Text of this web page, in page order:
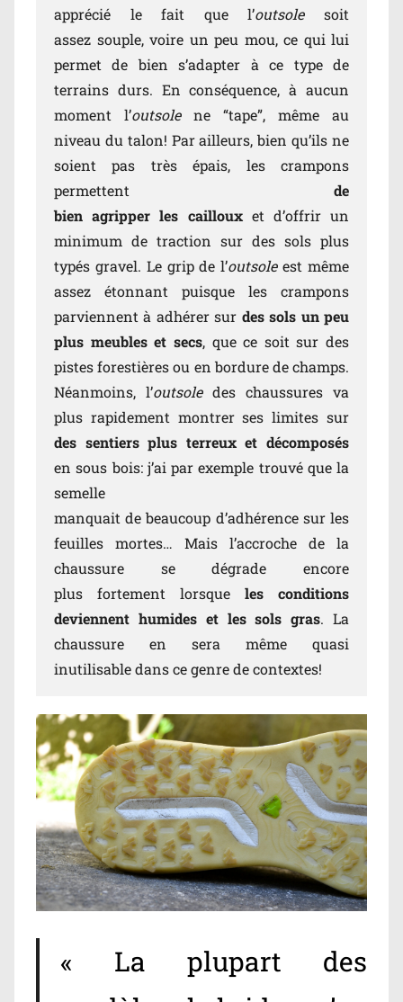
apprécié le fait que l’outsolesoit
assez souple, voire un peu mou, ce qui lui
permet de bien s’adapter à ce type de
terrains durs. En conséquence, à aucun
moment l’outsolene “tape”, même au
niveau du talon! Par ailleurs, bien qu’ils ne
soient pas très épais, les crampons
permettent de
bien agripper les cailloux et d’offrir un
minimum de traction sur des sols plus
typés gravel. Le grip de l’outsoleest même
assez étonnant puisque les crampons
parviennent à adhérer sur des sols un peu
plus meubles et secs, que ce soit sur des
pistes forestières ou en bordure de champs.
Néanmoins, l’outsoledes chaussures va
plus rapidement montrer ses limites sur
des sentiers plus terreux et décomposés
en sous bois: j’ai par exemple trouvé que la
semelle
manquait de beaucoup d’adhérence sur les
feuilles mortes… Mais l’accroche de la
chaussure se dégrade encore
plus fortement lorsque les conditions
deviennent humides et les sols gras. La
chaussure en sera même quasi
inutilisable dans ce genre de contextes!
« La plupart des